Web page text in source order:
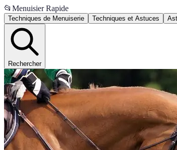
📂 Menuisier Rapide
Techniques de Menuiserie Techniques et Astuces
Rechercher